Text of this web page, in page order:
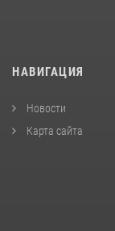
НАВИГАЦИЯ
Новости
Карта сайта